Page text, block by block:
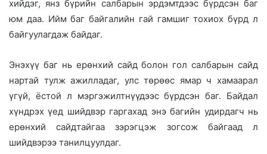
хийдэг, янз бүрийн салбарын эрдэмтдээс бүрдсэн баг
юм даа. Ийм баг байгалийн гай гамшиг тохиох бүрд л
байгуулагдаж байдаг.
Энэхүү баг нь ерөнхий сайд болон гол салбарын сайд
нартай тулж ажилладаг, улс төрөөс ямар ч хамаарал
үгүй, ёстой л мэргэжилтнүүдээс бүрдсэн баг. Байдал
хүндрэх үед шийдвэр гаргахад энэ багийн удирдагч нь
ерөнхий сайдтайгаа зэрэгцэж зогсож байгаад л
шийдвэрээ танилцуулдаг.